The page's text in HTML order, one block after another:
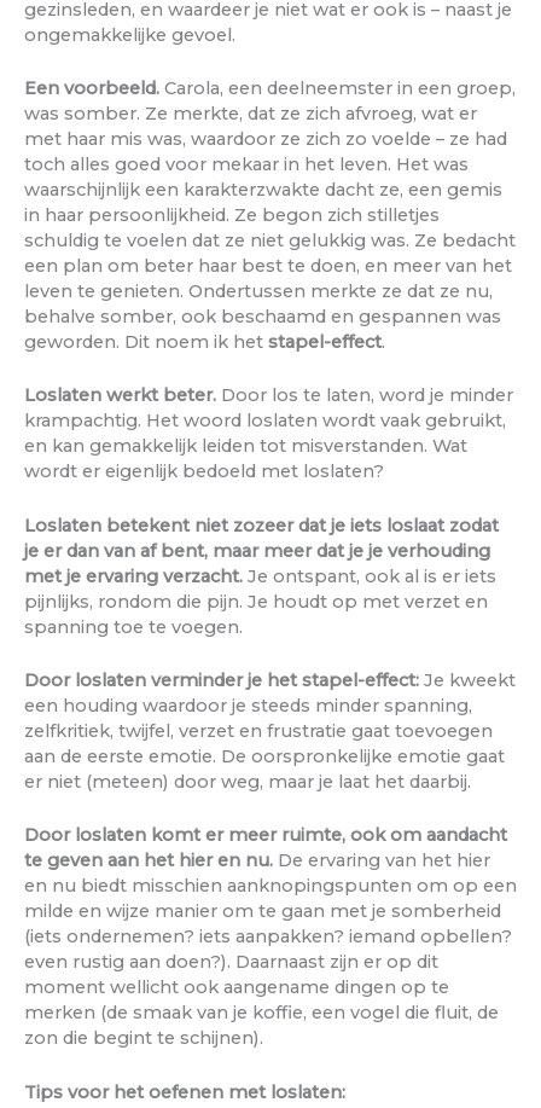
gezinsleden, en waardeer je niet wat er ook is – naast je
ongemakkelijke gevoel.
Een voorbeeld. Carola, een deelneemster in een groep,
was somber. Ze merkte, dat ze zich afvroeg, wat er
met haar mis was, waardoor ze zich zo voelde – ze had
toch alles goed voor mekaar in het leven. Het was
waarschijnlijk een karakterzwakte dacht ze, een gemis
in haar persoonlijkheid. Ze begon zich stilletjes
schuldig te voelen dat ze niet gelukkig was. Ze bedacht
een plan om beter haar best te doen, en meer van het
leven te genieten. Ondertussen merkte ze dat ze nu,
behalve somber, ook beschaamd en gespannen was
geworden. Dit noem ik het stapel-effect.
Loslaten werkt beter. Door los te laten, word je minder
krampachtig. Het woord loslaten wordt vaak gebruikt,
en kan gemakkelijk leiden tot misverstanden. Wat
wordt er eigenlijk bedoeld met loslaten?
Loslaten betekent niet zozeer dat je iets loslaat zodat
je er dan van af bent, maar meer dat je je verhouding
met je ervaring verzacht. Je ontspant, ook al is er iets
pijnlijks, rondom die pijn. Je houdt op met verzet en
spanning toe te voegen.
Door loslaten verminder je het stapel-effect: Je kweekt
een houding waardoor je steeds minder spanning,
zelfkritiek, twijfel, verzet en frustratie gaat toevoegen
aan de eerste emotie. De oorspronkelijke emotie gaat
er niet (meteen) door weg, maar je laat het daarbij.
Door loslaten komt er meer ruimte, ook om aandacht
te geven aan het hier en nu. De ervaring van het hier
en nu biedt misschien aanknopingspunten om op een
milde en wijze manier om te gaan met je somberheid
(iets ondernemen? iets aanpakken? iemand opbellen?
even rustig aan doen?). Daarnaast zijn er op dit
moment wellicht ook aangename dingen op te
merken (de smaak van je koffie, een vogel die fluit, de
zon die begint te schijnen).
Tips voor het oefenen met loslaten: